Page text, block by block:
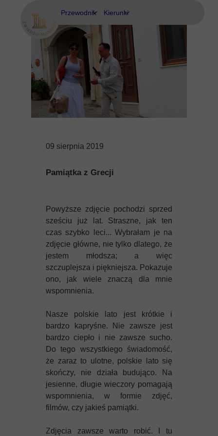
Przewodnik
Eubea
Kos
Rodos
Kierunki
Ateny
Delfy
Eubea
Kalimnos
Mykeny
Nisyros
Rodos
Symi
Thasos
Lanzarote
09 sierpnia 2019
Pamiątka z Grecji
Powyższe zdjęcie pochodzi sprzed
sześciu już lat. Straszne, jak ten
czas szybko leci... Wybrałam je na
zdjęcie główne, nie tylko dlatego, że
jestem młodsza; a więc
szczuplejsza i piękniejsza. Pokazuje
ono, jak wiele znaczą dla mnie
wspomnienia.
Nasze polskie lato jest krótkie i
bardzo kapryśne. Nie zawsze jest
bardzo ciepło i nie zawsze sucho.
Do tego wszystkiego świadomość,
że zaraz to ulotne, polskie lato się
skończy, nie działa budująco. Na
jesienne, długie wieczory pomagają
wspomnienia, w formie zdjęć,
filmów, czy jakieś pamiątki.
Zdjęcia zawsze warto robić. I tu